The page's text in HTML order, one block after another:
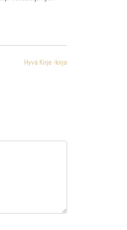
Hyvä Kirje -kirja